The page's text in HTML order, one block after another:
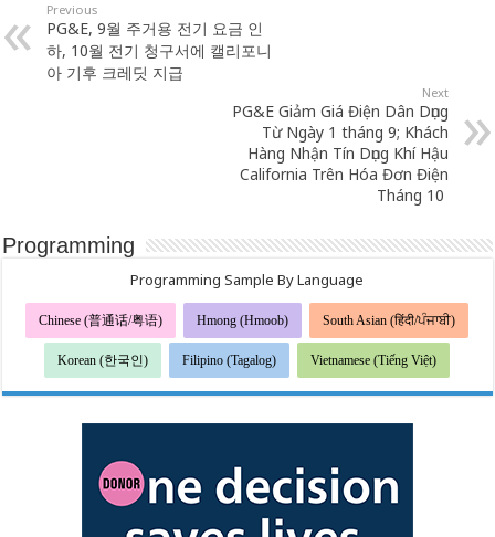
Previous
PG&E, 9월 주거용 전기 요금 인
하, 10월 전기 청구서에 캘리포니
아 기후 크레딧 지급
Next
PG&E Giảm Giá Điện Dân Dụng
Từ Ngày 1 tháng 9; Khách
Hàng Nhận Tín Dụng Khí Hậu
California Trên Hóa Đơn Điện
Tháng 10
Programming
Programming Sample By Language
Chinese (普通话/粤语) Hmong (Hmoob) South Asian (हिंदी/ਪੰਜਾਬੀ)
Korean (한국인) Filipino (Tagalog) Vietnamese (Tiếng Việt)